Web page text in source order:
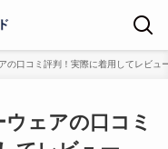
の口コミ評判！実際に着用してレビュ
ェアの口コミ